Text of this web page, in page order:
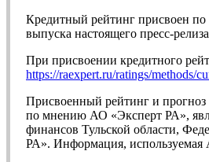
Кредитный рейтинг присвоен по
выпуска настоящего пресс-
При присвоении кредитного
https://raexpert.ru/ratings/methods/
Присвоенный рейтинг и
по мнению АО «Эксперт РА»,
финансов Тульской области,
РА». Информация, используемая